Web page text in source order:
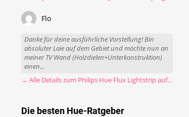
Flo
Danke für deine ausführliche Vorstellung! Bin
absoluter Laie auf dem Gebiet und möchte nun an
meiner TV Wand (Holzdielen+Unterkonstruktion)
einen...
→ Alle Details zum Philips Hue Flux Lightstrip auf einen Blick
Die besten Hue-Ratgeber